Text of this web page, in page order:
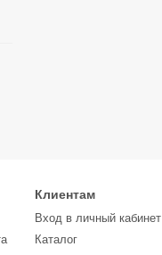
Клиентам
Вход в личный кабинет
Каталог